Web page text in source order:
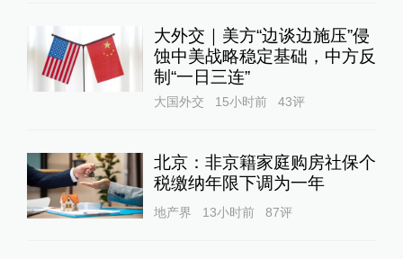
大外交｜美方“边谈边施压”侵
蚀中美战略稳定基础，中方反
制“一日三连”
大国外交 15小时前 43评
北京：非京籍家庭购房社保个
税缴纳年限下调为一年
地产界 13小时前 87评